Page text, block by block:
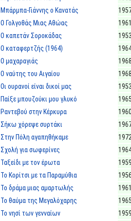
Μπάρμπα-Γιάννης ο Κανατάς
Ο Γολγοθάς Μιας Αθώας
Ο καπετάν Σοροκάδας
Ο καταφερτζής (1964)
Ο μαχαραγιάς
Ο ναύτης του Αιγαίου
Οι ουρανοί είναι δικοί μας
Παίξε μπουζούκι μου γλυκό
Ραντεβού στην Κέρκυρα
Σήκω χόρεψε συρτάκι
Στην Πόλη αγαπηθήκαμε
Σχολή για σωφερίνες
Ταξείδι με τον έρωτα
Το Κορίτσι με τα Παραμύθια
Το δράμα μιας αμαρτωλής
Το θαύμα της Μεγαλόχαρης
Το νησί των γενναίων